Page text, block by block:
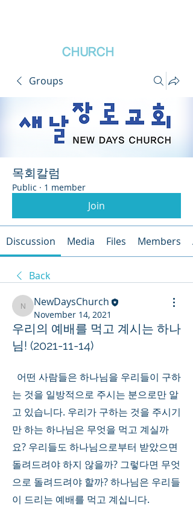
CHURCH
Groups
목회칼럼
Public · 1 member
Join
Discussion Media Files Members
Back
NewDaysChurch
NewDaysChurch
November 14, 2021
우리의 예배를 먹고 계시는 하나
님! (2021-11-14)
는 것을 일방적으로 주시는 분으로만 알
고 있습니다. 우리가 구하는 것을 주시기
만 하는 하나님은 무엇을 먹고 계실까
요? 우리들도 하나님으로부터 받았으면
돌려드려야 하지 않을까? 그렇다면 무엇
으로 돌려드려야 할까? 하나님은 우리들
이 드리는 예배를 먹고 계십니다.